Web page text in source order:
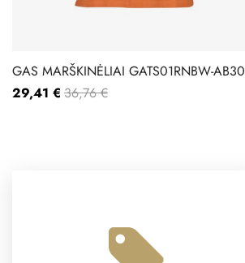
GAS MARŠKINĖLIAI GATS01RNBW-AB30
29,41 € 36,76 €